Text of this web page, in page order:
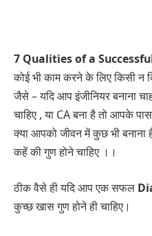
7 Qualities of a
कोई भी काम करने के लिए किसी न
जैसे – यदि आप इंजीनियर बनाना
चाहिए , या CA बना है तो आपके
क्या आपको जीवन में कुछ भी बनाना
कहें की गुण होने चाहिए ।।
ठीक वैसे ही यदि आप एक सफल
कुच्छ खास गुण होने ही चाहिए।